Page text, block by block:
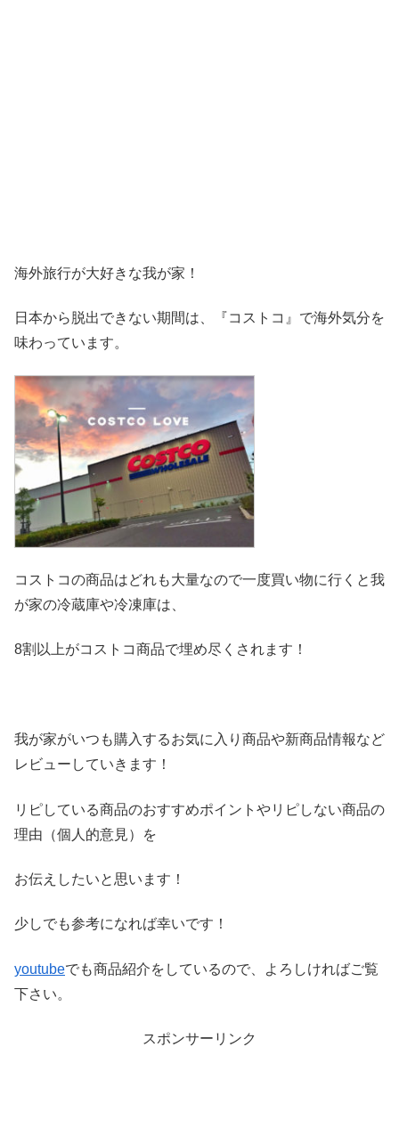
海外旅行が大好きな我が家！
日本から脱出できない期間は、『コストコ』 で海外気分を
味わっています。
コストコの商品はどれも大量なので一度買い物に行くと我
が家の冷蔵庫や冷凍庫は、
8割以上がコストコ商品で埋め尽くされます！
我が家がいつも購入するお気に入り商品や新商品情報など
レビ ューしていきます！
リピしている商品のおすすめポイントやリピしない商品の
理由（個人的意見）を
お伝えしたいと思います！
少しでも参考になれば幸いです！
youtubeでも商品紹介をしているので、よろしければご覧
下さい。
スポンサーリンク